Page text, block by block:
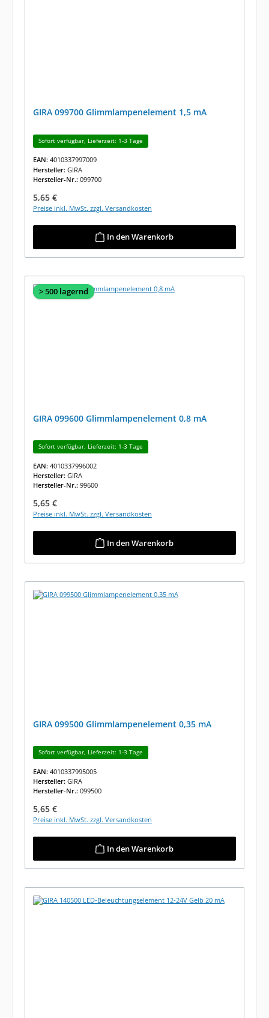
GIRA 099700 Glimmlampenelement 1,5 mA
Sofort verfügbar, Lieferzeit: 1-3 Tage
EAN: 4010337997009
Hersteller: GIRA
Hersteller-Nr.: 099700
Regulärer Preis:
5,65 €
Preise inkl. MwSt. zzgl. Versandkosten
In den Warenkorb
> 500 lagernd
GIRA 099600 Glimmlampenelement 0,8 mA
Sofort verfügbar, Lieferzeit: 1-3 Tage
EAN: 4010337996002
Hersteller: GIRA
Hersteller-Nr.: 99600
Regulärer Preis:
5,65 €
Preise inkl. MwSt. zzgl. Versandkosten
In den Warenkorb
GIRA 099500 Glimmlampenelement 0,35 mA
Sofort verfügbar, Lieferzeit: 1-3 Tage
EAN: 4010337995005
Hersteller: GIRA
Hersteller-Nr.: 099500
Regulärer Preis:
5,65 €
Preise inkl. MwSt. zzgl. Versandkosten
In den Warenkorb